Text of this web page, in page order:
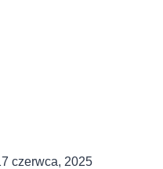
czerwca, 2025